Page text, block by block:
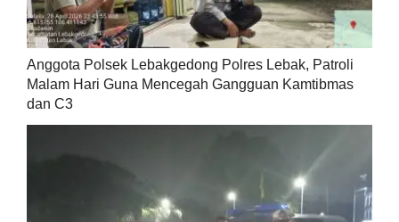
Anggota Polsek Lebakgedong Polres Lebak, Patroli
Malam Hari Guna Mencegah Gangguan Kamtibmas
dan C3